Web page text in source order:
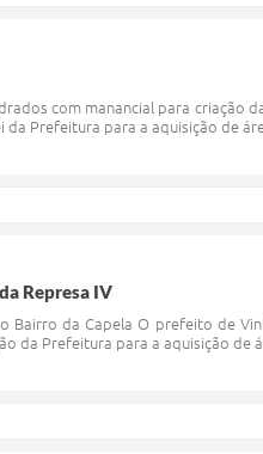
com manancial para criação
Prefeitura para a aquisição de
Represa IV
Bairro da Capela O prefeito de
da Prefeitura para a aquisição de